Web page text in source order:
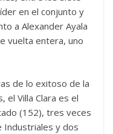
en el conjunto y
a Alexander Ayala
vuelta entera, uno
de lo exitoso de la
el Villa Clara es el
(152), tres veces
Industriales y dos